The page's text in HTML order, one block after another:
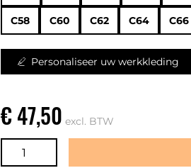
C58 C60 C62 C64 C66
Personaliseer uw werkkleding
€ 47,50 excl. BTW